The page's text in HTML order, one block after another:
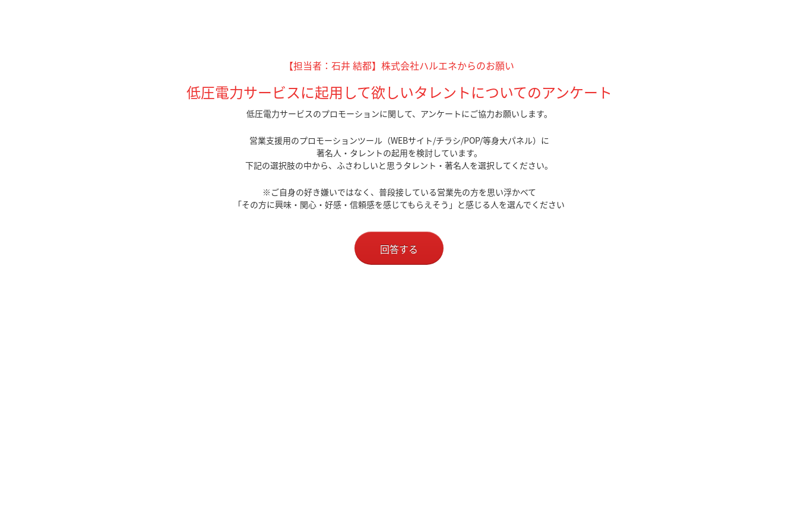
【担当者：石井 結都】株式会社ハルエネからのお願い
低圧電力サービスに起用して欲しいタレントについてのアンケート
低圧電力サービスのプロモーションに関して、アンケートにご協力お願いします。
営業支援用のプロモーションツール（WEBサイト/チラシ/POP/等身大パネル）に
著名人・タレントの起用を検討しています。
下記の選択肢の中から、ふさわしいと思うタレント・著名人を選択してください。
※ご自身の好き嫌いではなく、普段接している営業先の方を思い浮かべて
「その方に興味・関心・好感・信頼感を感じてもらえそう」と感じる人を選んでください
回答する